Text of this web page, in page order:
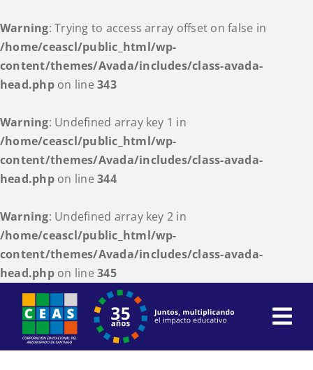
Warning: Trying to access array offset on false in
/home/ceascl/public_html/wp-
content/themes/Avada/includes/class-avada-
head.phpon line343
Warning: Undefined array key 1 in
/home/ceascl/public_html/wp-
content/themes/Avada/includes/class-avada-
head.phpon line344
Warning: Undefined array key 2 in
/home/ceascl/public_html/wp-
content/themes/Avada/includes/class-avada-
head.phpon line345